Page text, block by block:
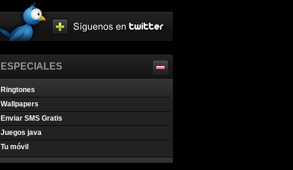
ESPECIALES
Ringtones
Wallpapers
Enviar SMS Gratis
Juegos java
Tu móvil